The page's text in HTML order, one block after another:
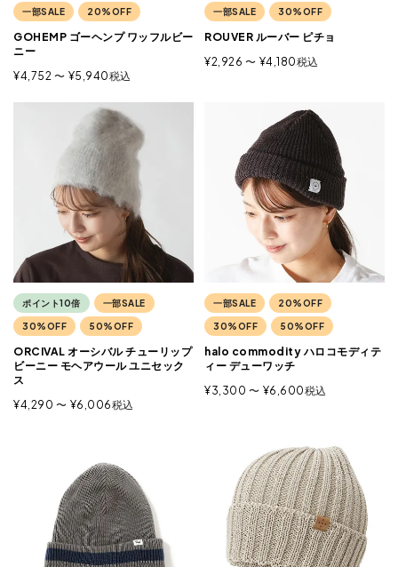
一部SALE 20%OFF
GOHEMP ゴーヘンプ ワッフルビー
ニー
¥4,752 〜 ¥5,940税込
一部SALE 30%OFF
ROUVER ルーバー ピチョ
¥2,926 〜 ¥4,180税込
ポイント10倍 一部SALE
30%OFF 50%OFF
ORCIVAL オーシバル チューリップ
ビーニー モヘアウール ユニセック
ス
¥4,290 〜 ¥6,006税込
一部SALE 20%OFF
30%OFF 50%OFF
halo commodity ハロコモディテ
ィー デューワッチ
¥3,300 〜 ¥6,600税込